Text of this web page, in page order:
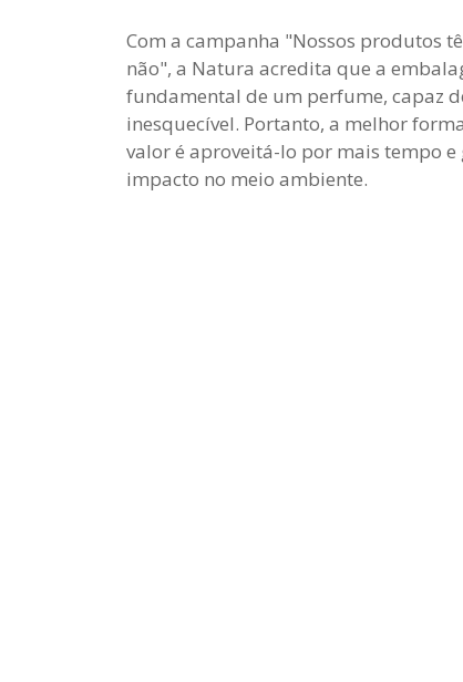
Com a campanha "Nossos produtos
não", a Natura acredita que a
fundamental de um perfume, capaz
inesquecível. Portanto, a melhor
valor é aproveitá-lo por mais tempo e
impacto no meio ambiente.